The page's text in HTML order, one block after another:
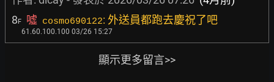
8F 噓 cosmo690122: 外送員都跑去慶祝了吧
61.60.100.100 03/26 15:27
顯示更多留言>>